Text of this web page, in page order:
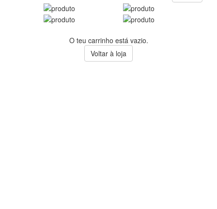
O teu carrinho está vazio.
Voltar à loja